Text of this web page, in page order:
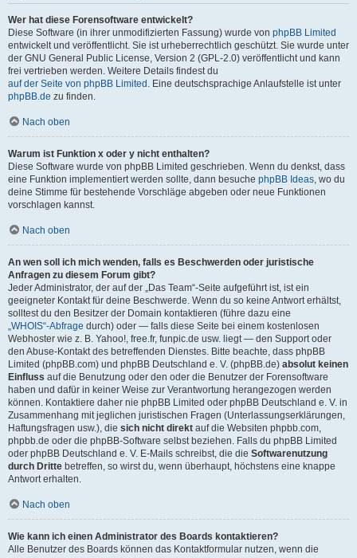
Wer hat diese Forensoftware entwickelt?
Diese Software (in ihrer unmodifizierten Fassung) wurde von phpBB Limited
entwickelt und veröffentlicht. Sie ist urheberrechtlich geschützt. Sie wurde unter
der GNU General Public License, Version 2 (GPL-2.0) veröffentlicht und kann
frei vertrieben werden. Weitere Details findest du
auf der Seite von phpBB Limited . Eine deutschsprachige Anlaufstelle ist unter
phpBB.de zu finden.
Nach oben
Warum ist Funktion x oder y nicht enthalten?
Diese Software wurde von phpBB Limited geschrieben. Wenn du denkst, dass
eine Funktion implementiert werden sollte, dann besuche phpBB Ideas, wo du
deine Stimme für bestehende Vorschläge abgeben oder neue Funktionen
vorschlagen kannst.
Nach oben
An wen soll ich mich wenden, falls es Beschwerden oder juristische
Anfragen zu diesem Forum gibt?
Jeder Administrator, der auf der „Das Team“-Seite aufgeführt ist, ist ein
geeigneter Kontakt für deine Beschwerde. Wenn du so keine Antwort erhältst,
solltest du den Besitzer der Domain kontaktieren (führe dazu eine
„WHOIS“-Abfrage durch) oder — falls diese Seite bei einem kostenlosen
Webhoster wie z. B. Yahoo!, free.fr, funpic.de usw. liegt — den Support oder
den Abuse-Kontakt des betreffenden Dienstes. Bitte beachte, dass phpBB
Limited (phpBB.com) und phpBB Deutschland e. V. (phpBB.de) absolut keinen
Einfluss auf die Benutzung oder den oder die Benutzer der Forensoftware
haben und dafür in keiner Weise zur Verantwortung herangezogen werden
können. Kontaktiere daher nie phpBB Limited oder phpBB Deutschland e. V. in
Zusammenhang mit jeglichen juristischen Fragen (Unterlassungserklärungen,
Haftungsfragen usw.), die sich nicht direkt auf die Websiten phpbb.com,
phpbb.de oder die phpBB-Software selbst beziehen. Falls du phpBB Limited
oder phpBB Deutschland e. V. E-Mails schreibst, die die Softwarenutzung
durch Dritte betreffen, so wirst du, wenn überhaupt, höchstens eine knappe
Antwort erhalten.
Nach oben
Wie kann ich einen Administrator des Boards kontaktieren?
Alle Benutzer des Boards können das Kontaktformular nutzen, wenn die